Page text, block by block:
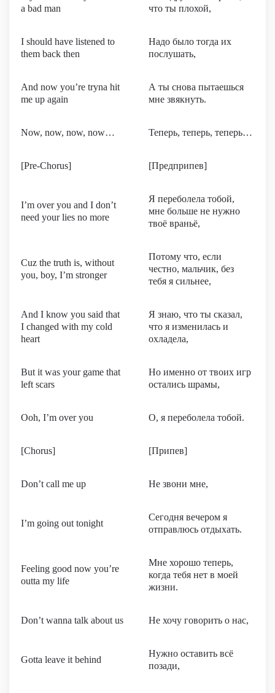
a bad man
что ты плохой,
I should have listened to
them back then
Надо было тогда их
послушать,
And now you’re tryna hit
me up again
А ты снова пытаешься
мне звякнуть.
Now, now, now, now… Теперь, теперь, теперь…
[Pre-Chorus] [Предприпев]
I’m over you and I don’t
need your lies no more
Я переболела тобой,
мне больше не нужно
твоё враньё,
Cuz the truth is, without
you, boy, I’m stronger
Потому что, если
честно, мальчик, без
тебя я сильнее,
And I know you said that
I changed with my cold
heart
Я знаю, что ты сказал,
что я изменилась и
охладела,
But it was your game that
left scars
Но именно от твоих игр
остались шрамы,
Ooh, I’m over you О, я переболела тобой.
[Chorus] [Припев]
Don’t call me up Не звони мне,
I’m going out tonight
Сегодня вечером я
отправлюсь отдыхать.
Feeling good now you’re
outta my life
Мне хорошо теперь,
когда тебя нет в моей
жизни.
Don’t wanna talk about us Не хочу говорить о нас,
Gotta leave it behind
Нужно оставить всё
позади,